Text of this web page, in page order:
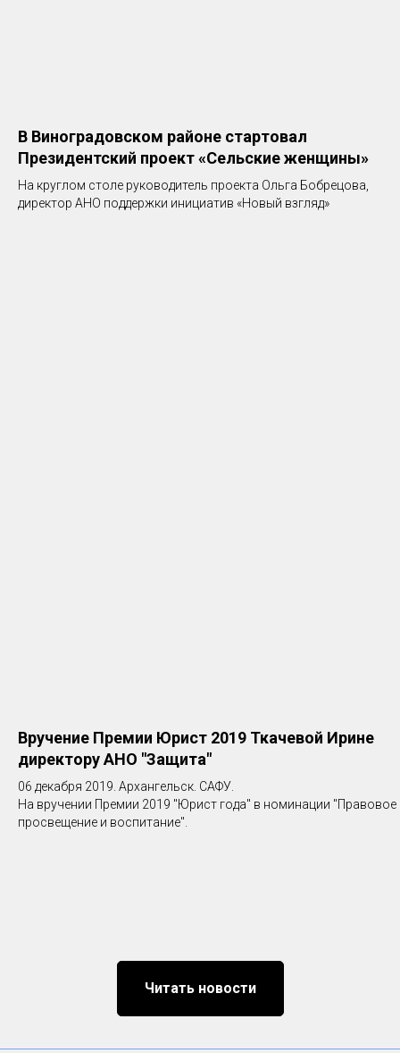
В Виноградовском районе стартовал
Президентский проект «Сельские женщины»
На круглом столе руководитель проекта Ольга Бобрецова,
директор АНО поддержки инициатив «Новый взгляд»
Вручение Премии Юрист 2019 Ткачевой Ирине
директору АНО "Защита"
06 декабря 2019. Архангельск. САФУ.
На вручении Премии 2019 "Юрист года" в номинации "Правовое
просвещение и воспитание".
Читать новости